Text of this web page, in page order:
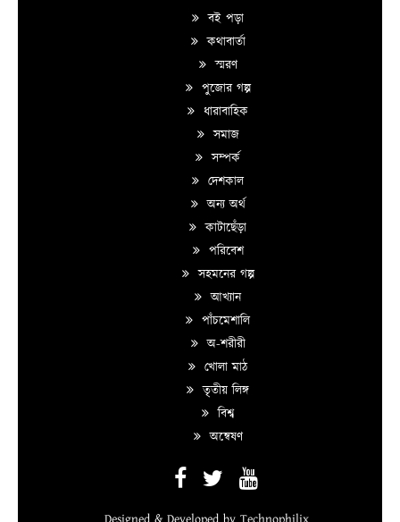
বই পড়া
কথাবার্তা
স্মরণ
পুজোর গল্প
ধারাবাহিক
সমাজ
সম্পর্ক
দেশকাল
অন্য অর্থ
কাটাছেঁড়া
পরিবেশ
সহমনের গল্প
আখ্যান
পাঁচমেশালি
অ-শরীরী
খোলা মাঠ
তৃতীয় লিঙ্গ
বিশ্ব
অন্বেষণ